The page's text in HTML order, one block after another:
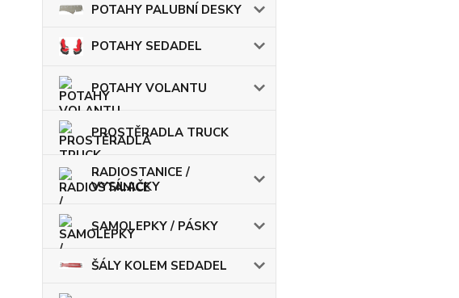
POTAHY PALUBNÍ DESKY
POTAHY SEDADEL
POTAHY VOLANTU
PROSTĚRADLA TRUCK
RADIOSTANICE /
VYSÍLAČKY
SAMOLEPKY / PÁSKY
ŠÁLY KOLEM SEDADEL